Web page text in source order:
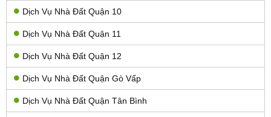
Dịch Vụ Nhà Đất Quận 10
Dịch Vụ Nhà Đất Quận 11
Dịch Vụ Nhà Đất Quận 12
Dịch Vụ Nhà Đất Quận Gò Vấp
Dịch Vụ Nhà Đất Quận Tân Bình